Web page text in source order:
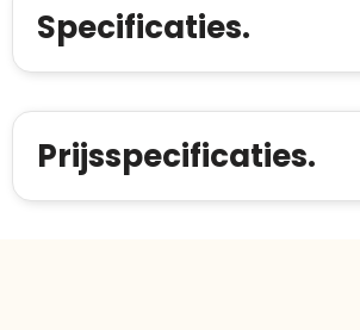
Specificaties.
Prijsspecificaties.
Trustindex-certificaat
verkoop met de Trustindex-certificaat.
Meer informatie»